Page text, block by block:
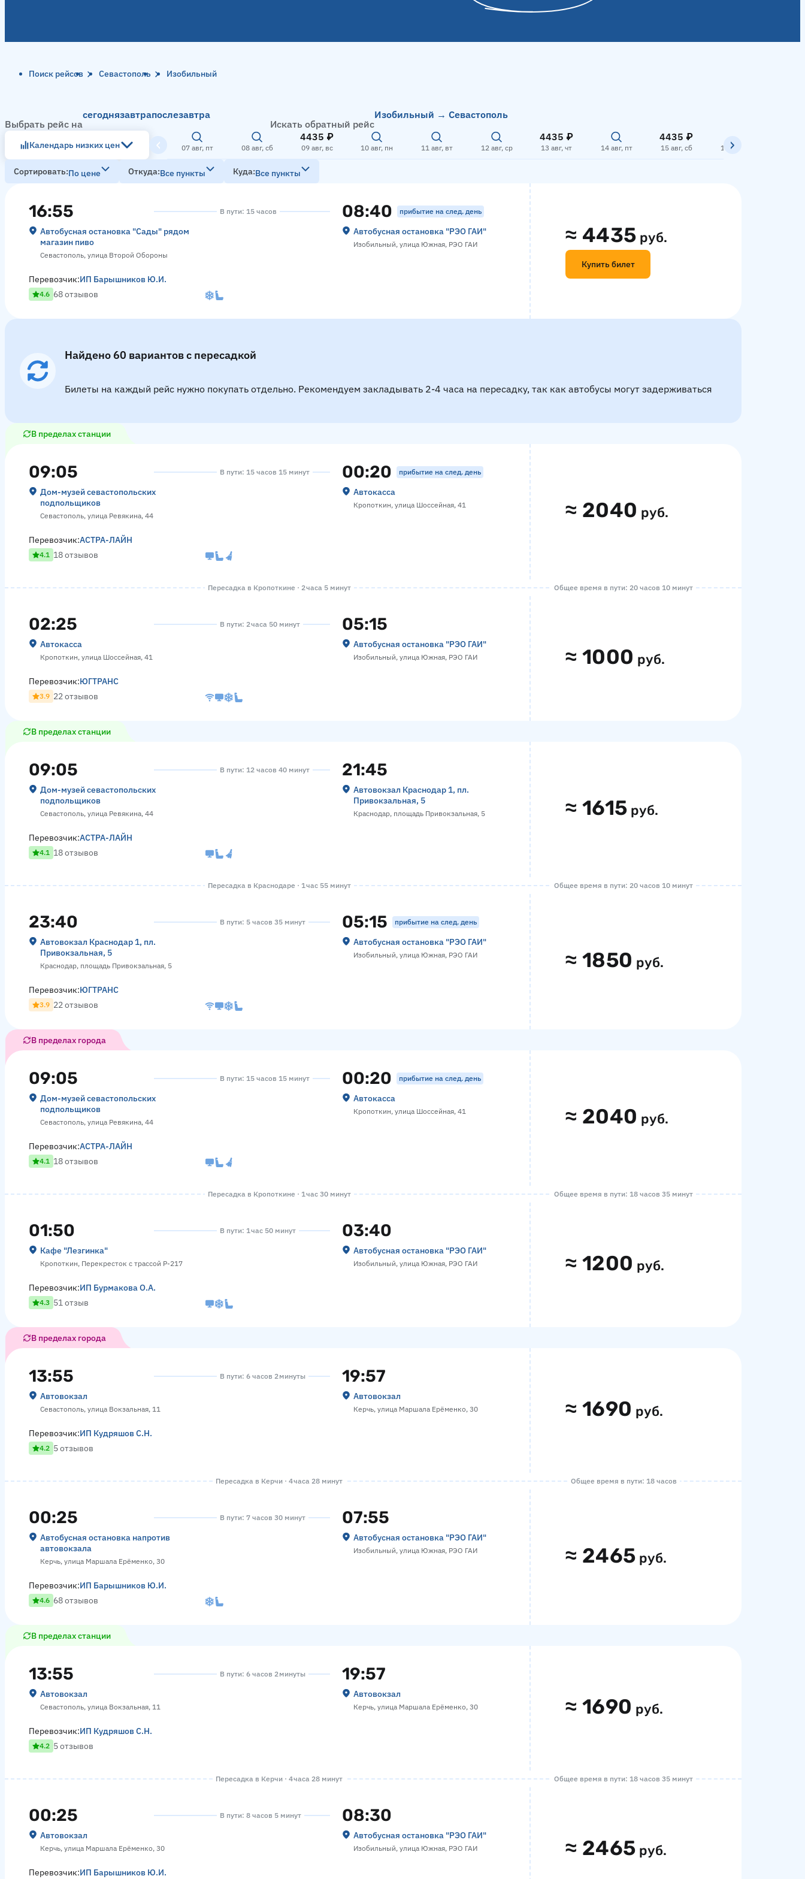
Поиск рейсов Севастополь Изобильный
Выбрать рейс на
сегоднязавтрапослезавтра
Искать обратный рейс
Изобильный → Севастополь
Календарь низких цен 07 авг, пт 08 авг, сб
4435 ₽
09 авг, вс 10 авг, пн 11 авг, вт 12 авг, ср
4435 ₽
13 авг, чт 14 авг, пт
4435 ₽
15 авг, сб 16 авг, вс
Сортировать По цене Откуда Все пункты Куда Все пункты
16:55
Автобусная остановка "Сады" рядом
магазин пиво
Севастополь, улица Второй Обороны
В пути: 15 часов 08:40 прибытие на след. день
Автобусная остановка "РЭО ГАИ"
Изобильный, улица Южная, РЭО ГАИ ≈ 4435 руб.
Купить билет
Перевозчик:ИП Барышников Ю.И.
4.6 68 отзывов
Найдено 60 вариантов с пересадкой
Билеты на каждый рейс нужно покупать отдельно. Рекомендуем закладывать 2-4 часа на пересадку, так как автобусы могут задерживаться
В пределах станции
09:05
Дом-музей севастопольских
подпольщиков
Севастополь, улица Ревякина, 44
В пути: 15 часов 15 минут 00:20 прибытие на след. день
Автокасса
Кропоткин, улица Шоссейная, 41 ≈ 2040 руб.
Перевозчик:АСТРА-ЛАЙН
4.1 18 отзывов
Пересадка в Кропоткине · 2 часа 5 минут Общее время в пути: 20 часов 10 минут
02:25
Автокасса
Кропоткин, улица Шоссейная, 41
В пути: 2 часа 50 минут 05:15
Автобусная остановка "РЭО ГАИ"
Изобильный, улица Южная, РЭО ГАИ ≈1000 руб.
Перевозчик:ЮГТРАНС
3.9 22 отзывов
В пределах станции
09:05
Дом-музей севастопольских
подпольщиков
Севастополь, улица Ревякина, 44
В пути: 12 часов 40 минут 21:45
Автовокзал Краснодар 1, пл.
Привокзальная, 5
Краснодар, площадь Привокзальная, 5 ≈1615 руб.
Перевозчик:АСТРА-ЛАЙН
4.1 18 отзывов
Пересадка в Краснодаре · 1 час 55 минут Общее время в пути: 20 часов 10 минут
23:40
Автовокзал Краснодар 1, пл.
Привокзальная, 5
Краснодар, площадь Привокзальная, 5
В пути: 5 часов 35 минут 05:15 прибытие на след. день
Автобусная остановка "РЭО ГАИ"
Изобильный, улица Южная, РЭО ГАИ ≈1850 руб.
Перевозчик:ЮГТРАНС
3.9 22 отзывов
В пределах города
09:05
Дом-музей севастопольских
подпольщиков
Севастополь, улица Ревякина, 44
В пути: 15 часов 15 минут 00:20 прибытие на след. день
Автокасса
Кропоткин, улица Шоссейная, 41 ≈ 2040 руб.
Перевозчик:АСТРА-ЛАЙН
4.1 18 отзывов
Пересадка в Кропоткине · 1 час 30 минут Общее время в пути: 18 часов 35 минут
01:50
Кафе "Лезгинка"
Кропоткин, Перекресток с трассой Р-217
В пути: 1 час 50 минут 03:40
Автобусная остановка "РЭО ГАИ"
Изобильный, улица Южная, РЭО ГАИ ≈1200 руб.
Перевозчик:ИП Бурмакова О.А.
4.3 51 отзыв
В пределах города
13:55
Автовокзал
Севастополь, улица Вокзальная, 11
В пути: 6 часов 2 минуты 19:57
Автовокзал
Керчь, улица Маршала Ерёменко, 30 ≈1690 руб.
Перевозчик:ИП Кудряшов С.Н.
4.2 5 отзывов
Пересадка в Керчи · 4 часа 28 минут Общее время в пути: 18 часов
00:25
Автобусная остановка напротив
автовокзала
Керчь, улица Маршала Ерёменко, 30
В пути: 7 часов 30 минут 07:55
Автобусная остановка "РЭО ГАИ"
Изобильный, улица Южная, РЭО ГАИ ≈ 2465 руб.
Перевозчик:ИП Барышников Ю.И.
4.6 68 отзывов
В пределах станции
13:55
Автовокзал
Севастополь, улица Вокзальная, 11
В пути: 6 часов 2 минуты 19:57
Автовокзал
Керчь, улица Маршала Ерёменко, 30 ≈1690 руб.
Перевозчик:ИП Кудряшов С.Н.
4.2 5 отзывов
Пересадка в Керчи · 4 часа 28 минут Общее время в пути: 18 часов 35 минут
00:25
Автовокзал
Керчь, улица Маршала Ерёменко, 30
В пути: 8 часов 5 минут 08:30
Автобусная остановка "РЭО ГАИ"
Изобильный, улица Южная, РЭО ГАИ ≈ 2465 руб.
Перевозчик:ИП Барышников Ю.И.